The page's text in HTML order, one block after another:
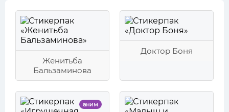
Женитьба
Бальзаминова
Доктор Боня
аним